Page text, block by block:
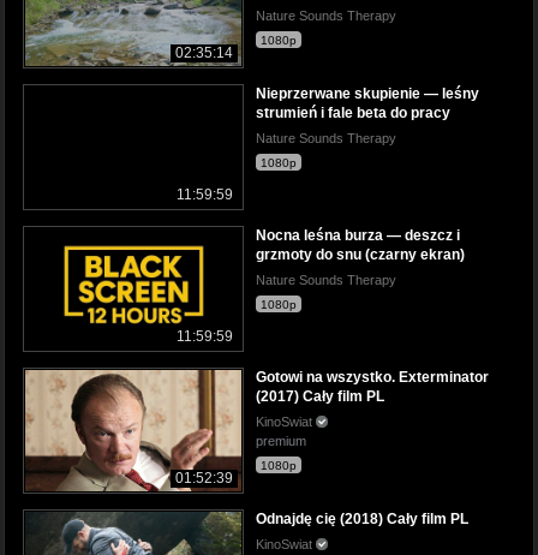
02:35:14
Nature Sounds Therapy
1080p
11:59:59
Nieprzerwane skupienie — leśny
strumień i fale beta do pracy
Nature Sounds Therapy
1080p
11:59:59
Nocna leśna burza — deszcz i
grzmoty do snu (czarny ekran)
Nature Sounds Therapy
1080p
01:52:39
Gotowi na wszystko. Exterminator
(2017) Cały film PL
KinoSwiat
premium
1080p
Odnajdę cię (2018) Cały film PL
KinoSwiat